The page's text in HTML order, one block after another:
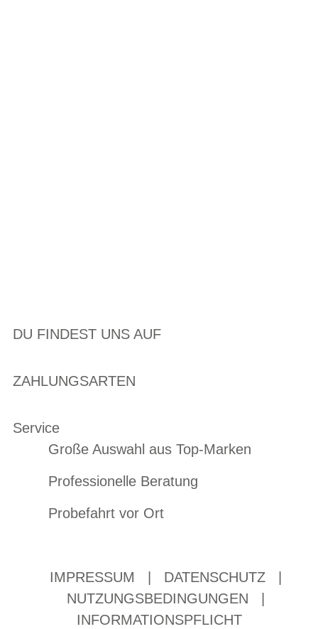
DU FINDEST UNS AUF
ZAHLUNGSARTEN
Service
Große Auswahl aus Top-Marken
Professionelle Beratung
Probefahrt vor Ort
IMPRESSUM DATENSCHUTZ
NUTZUNGSBEDINGUNGEN
INFORMATIONSPFLICHT